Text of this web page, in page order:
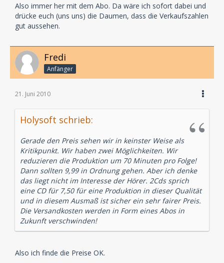
Also immer her mit dem Abo. Da wäre ich sofort dabei und
drücke euch (uns uns) die Daumen, dass die Verkaufszahlen
gut aussehen.
Fredi
Anfänger
21. Juni 2010
Holysoft schrieb:
Gerade den Preis sehen wir in keinster Weise als
Kritikpunkt. Wir haben zwei Möglichkeiten. Wir
reduzieren die Produktion um 70 Minuten pro Folge!
Dann sollten 9,99 in Ordnung gehen. Aber ich denke
das liegt nicht im Interesse der Hörer. 2Cds sprich
eine CD für 7,50 für eine Produktion in dieser Qualität
und in diesem Ausmaß ist sicher ein sehr fairer Preis.
Die Versandkosten werden in Form eines Abos in
Zukunft verschwinden!
Also ich finde die Preise OK.